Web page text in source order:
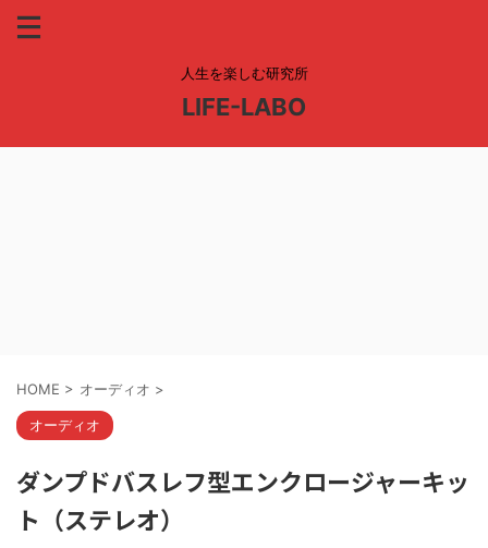
人生を楽しむ研究所
LIFE-LABO
HOME > オーディオ >
オーディオ
ダンプドバスレフ型エンクロージャーキッ
ト（ステレオ）